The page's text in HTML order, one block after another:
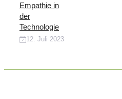
Empathie in
der
Technologie
12. Juli 2023